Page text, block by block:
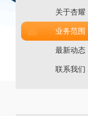
关于杏耀
业务范围
最新动态
联系我们